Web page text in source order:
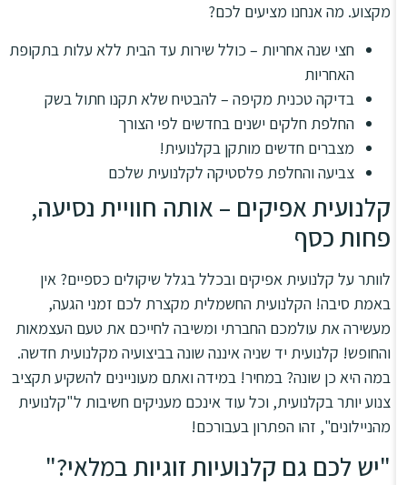
מקצוע. מה אנחנו מציעים לכם?
חצי שנה אחריות – כולל שירות עד הבית ללא עלות בתקופת
האחריות
בדיקה טכנית מקיפה – להבטיח שלא תקנו חתול בשק
החלפת חלקים ישנים בחדשים לפי הצורך
מצברים חדשים מותקן בקלנועית!
צביעה והחלפת פלסטיקה לקלנועית שלכם
קלנועית אפיקים – אותה חוויית נסיעה,
פחות כסף
לוותר על קלנועית אפיקים ובכלל בגלל שיקולים כספיים? אין
באמת סיבה! הקלנועית החשמלית מקצרת לכם זמני הגעה,
מעשירה את עולמכם החברתי ומשיבה לחייכם את טעם העצמאות
והחופש! קלנועית יד שניה איננה שונה בביצועיה מקלנועית חדשה.
במה היא כן שונה? במחיר! במידה ואתם מעוניינים להשקיע תקציב
צנוע יותר בקלנועית, וכל עוד אינכם מעניקים חשיבות ל"קלנועית
מהניילונים", זהו הפתרון בעבורכם!
"יש לכם גם קלנועיות זוגיות במלאי?"